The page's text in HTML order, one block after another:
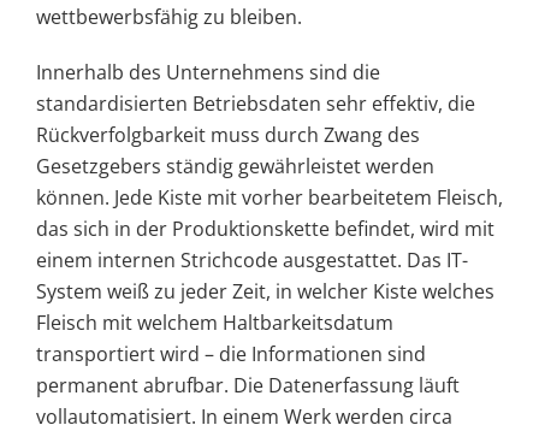
wettbewerbsfähig zu bleiben.
Innerhalb des Unternehmens sind die
standardisierten Betriebsdaten sehr effektiv, die
Rückverfolgbarkeit muss durch Zwang des
Gesetzgebers ständig gewährleistet werden
können. Jede Kiste mit vorher bearbeitetem Fleisch,
das sich in der Produktionskette befindet, wird mit
einem internen Strichcode ausgestattet. Das IT-
System weiß zu jeder Zeit, in welcher Kiste welches
Fleisch mit welchem Haltbarkeitsdatum
transportiert wird – die Informationen sind
permanent abrufbar. Die Datenerfassung läuft
vollautomatisiert. In einem Werk werden circa